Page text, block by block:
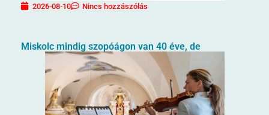
2026-08-10 Nincs hozzászólás
Miskolc mindig szopóágon van 40 éve, de